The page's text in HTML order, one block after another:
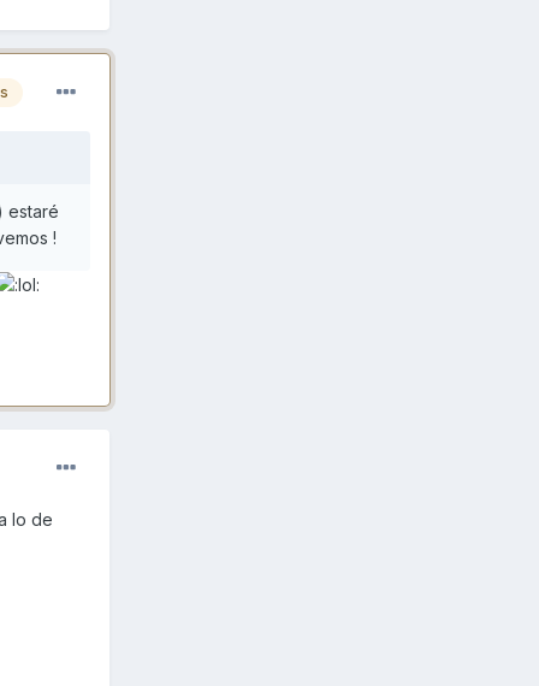
estaré
!
lo de